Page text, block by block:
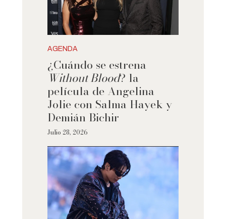
AGENDA
¿Cuándo se estrena
Without Blood? la
película de Angelina
Jolie con Salma Hayek y
Demián Bichir
Julio 28, 2026